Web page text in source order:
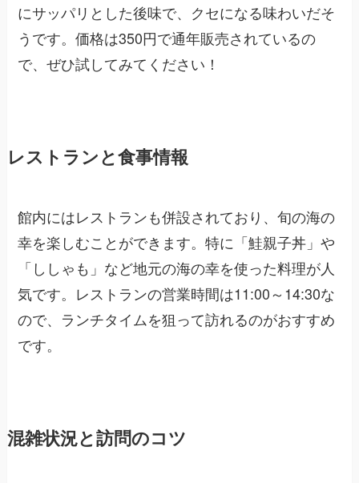
にサッパリとした後味で、クセになる味わいだそ
うです。価格は350円で通年販売されているの
で、ぜひ試してみてください！
レストランと食事情報
館内にはレストランも併設されており、旬の海の
幸を楽しむことができます。特に「鮭親子丼」や
「ししゃも」など地元の海の幸を使った料理が人
気です。レストランの営業時間は11:00～14:30な
ので、ランチタイムを狙って訪れるのがおすすめ
です。
混雑状況と訪問のコツ